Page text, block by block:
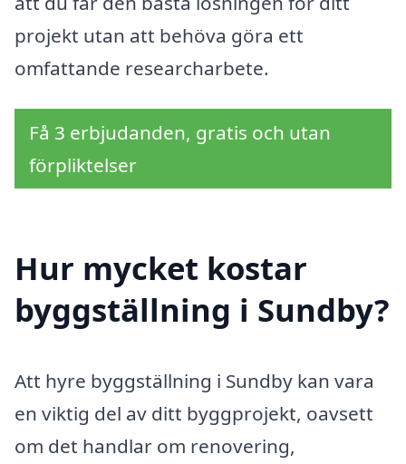
projekt utan att behöva göra ett
omfattande researcharbete.
Få 3 erbjudanden, gratis och utan
förpliktelser
Hur mycket kostar
byggställning i Sundby?
Att hyrе byggställning i Sundby kan vara
en viktig del av ditt byggprojekt, oavsett
om det handlar om renovering,